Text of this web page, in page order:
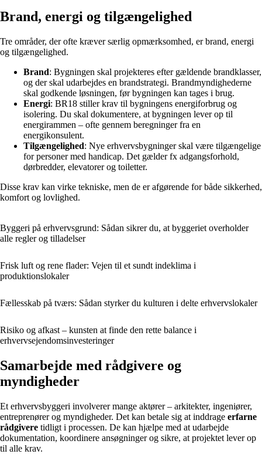
Brand, energi og tilgængelighed
Tre områder, der ofte kræver særlig opmærksomhed, er brand, energi
og tilgængelighed.
Brand: Bygningen skal projekteres efter gældende brandklasser,
og der skal udarbejdes en brandstrategi. Brandmyndighederne
skal godkende løsningen, før bygningen kan tages i brug.
Energi: BR18 stiller krav til bygningens energiforbrug og
isolering. Du skal dokumentere, at bygningen lever op til
energirammen – ofte gennem beregninger fra en
energikonsulent.
Tilgængelighed: Nye erhvervsbygninger skal være tilgængelige
for personer med handicap. Det gælder fx adgangsforhold,
dørbredder, elevatorer og toiletter.
Disse krav kan virke tekniske, men de er afgørende for både sikkerhed,
komfort og lovlighed.
Byggeri på erhvervsgrund: Sådan sikrer du, at byggeriet overholder
alle regler og tilladelser
Frisk luft og rene flader: Vejen til et sundt indeklima i
produktionslokaler
Fællesskab på tværs: Sådan styrker du kulturen i delte erhvervslokaler
Risiko og afkast – kunsten at finde den rette balance i
erhvervsejendomsinvesteringer
Samarbejde med rådgivere og
myndigheder
Et erhvervsbyggeri involverer mange aktører – arkitekter, ingeniører,
entreprenører og myndigheder. Det kan betale sig at inddrage erfarne
rådgivere tidligt i processen. De kan hjælpe med at udarbejde
dokumentation, koordinere ansøgninger og sikre, at projektet lever op
til alle krav.